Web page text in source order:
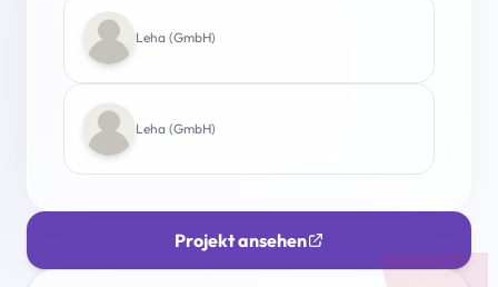
Leha (GmbH)
Leha (GmbH)
Projekt ansehen